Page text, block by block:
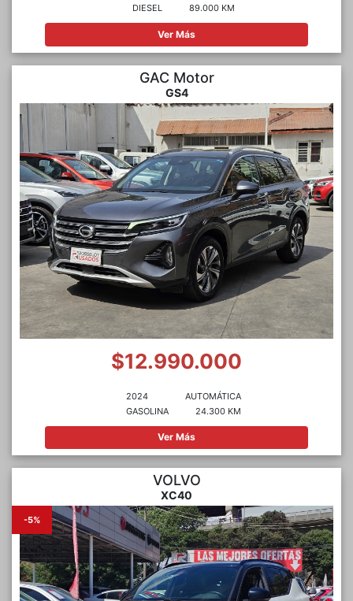
DIESEL
89.000 KM
Ver Más
GAC Motor
GS4
$12.990.000
2024
GASOLINA
AUTOMÁTICA
24.300 KM
Ver Más
VOLVO
XC40
-5%